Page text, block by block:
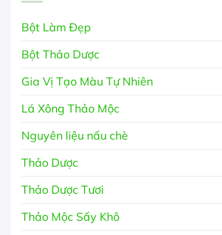
Bột Làm Đẹp
Bột Thảo Dược
Gia Vị Tạo Màu Tự Nhiên
Lá Xông Thảo Mộc
Nguyên liệu nấu chè
Thảo Dược
Thảo Dược Tươi
Thảo Mộc Sấy Khô